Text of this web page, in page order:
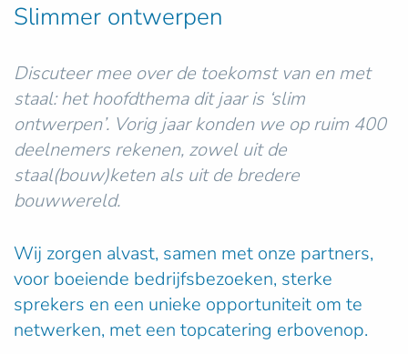
Slimmer ontwerpen
Discuteer mee over de toekomst van en met
staal: het hoofdthema dit jaar is ‘slim
ontwerpen’. Vorig jaar konden we op ruim 400
deelnemers rekenen, zowel uit de
staal(bouw)keten als uit de bredere
bouwwereld.
Wij zorgen alvast, samen met onze partners,
voor boeiende bedrijfsbezoeken, sterke
sprekers en een unieke opportuniteit om te
netwerken, met een topcatering erbovenop.